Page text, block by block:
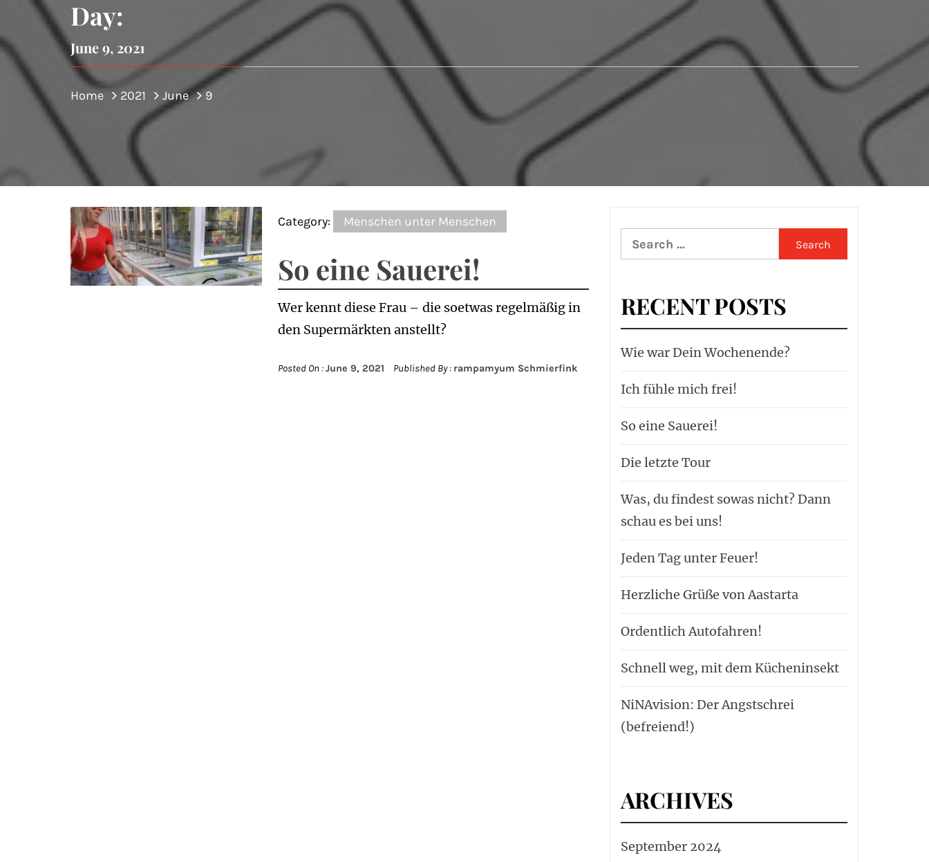
Day:
June 9, 2021
Home 2021 June 9
Category: Menschen unter Menschen
So eine Sauerei!
Wer kennt diese Frau – die soetwas regelmäßig in
den Supermärkten anstellt?
Posted On :June 9, 2021 Published By : rampamyum Schmierfink
Search
for:
RECENT POSTS
Wie war Dein Wochenende?
Ich fühle mich frei!
So eine Sauerei!
Die letzte Tour
Was, du findest sowas nicht? Dann
schau es bei uns!
Jeden Tag unter Feuer!
Herzliche Grüße von Aastarta
Ordentlich Autofahren!
Schnell weg, mit dem Kücheninsekt
NiNAvision: Der Angstschrei
(befreiend!)
ARCHIVES
September 2024